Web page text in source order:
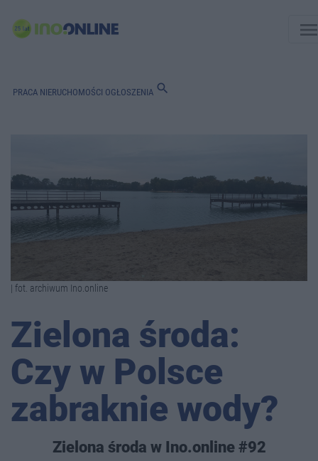
PRACA NIERUCHOMOŚCI OGŁOSZENIA search
| fot. archiwum Ino.online
Zielona środa:
Czy w Polsce
zabraknie wody?
Zielona środa w Ino.online #92